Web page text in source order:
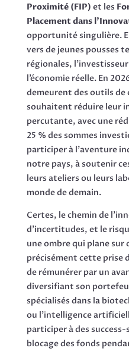
Proximité (FIP) et les
Placement dans
opportunité singulière.
vers de jeunes pousses
régionales,
l’économie réelle. En
demeurent des outils de
souhaitent réduire leur
percutante, avec une
25 % des sommes
participer à l’aventure
notre pays, à soutenir
leurs ateliers ou leurs
monde de demain.
Certes, le chemin de
d’incertitudes, et le
une ombre qui plane sur
précisément cette prise
de rémunérer par un
diversifiant son
spécialisés dans la
ou l’intelligence
participer à des
blocage des fonds